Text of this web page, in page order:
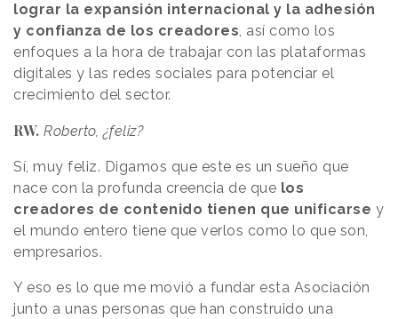
lograr la expansión internacional y la adhesión
y confianza de los creadores, así como los
enfoques a la hora de trabajar con las plataformas
digitales y las redes sociales para potenciar el
crecimiento del sector.
RW. Roberto, ¿feliz?
Sí, muy feliz. Digamos que este es un sueño que
nace con la profunda creencia de que los
creadores de contenido tienen que unificarse y
el mundo entero tiene que verlos como lo que son,
empresarios.
Y eso es lo que me movió a fundar esta Asociación
junto a unas personas que han construido una